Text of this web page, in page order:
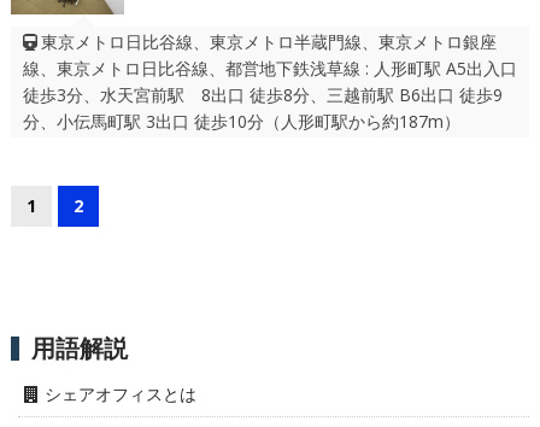
東京メトロ日比谷線、東京メトロ半蔵門線、東京メトロ銀座
線、東京メトロ日比谷線、都営地下鉄浅草線 : 人形町駅 A5出入口
徒歩3分、水天宮前駅 8出口 徒歩8分、三越前駅 B6出口 徒歩9
分、小伝馬町駅 3出口 徒歩10分（人形町駅から約187m）
1 2
用語解説
シェアオフィスとは